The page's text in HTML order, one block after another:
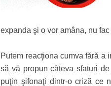
expanda şi o vor amâna, nu
Putem reacţiona cumva fără a
să vă propun câteva sfaturi
puţin şifonaţi dintr-o criză ce